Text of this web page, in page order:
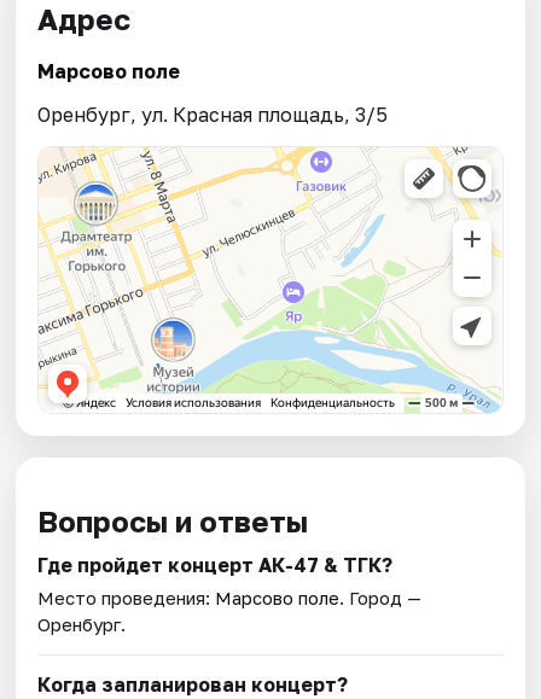
Адрес
Марсово поле
Оренбург, ул. Красная площадь, 3/5
Вопросы и ответы
Где пройдет концерт АК-47 & ТГК?
Место проведения: Марсово поле. Город —
Оренбург.
Когда запланирован концерт?